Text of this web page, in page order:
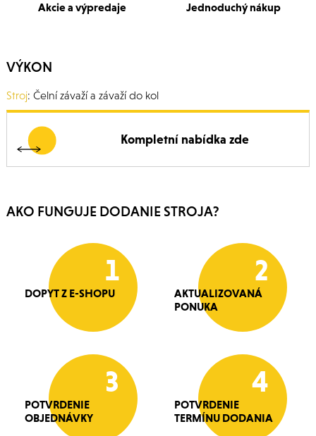
Akcie a výpredaje Jednoduchý nákup
VÝKON
Stroj: Čelní závaží a závaží do kol
Kompletní nabídka zde
AKO FUNGUJE DODANIE STROJA?
1
DOPYT Z E-SHOPU
2
AKTUALIZOVANÁ
PONUKA
3
POTVRDENIE
OBJEDNÁVKY
4
POTVRDENIE
TERMÍNU DODANIA